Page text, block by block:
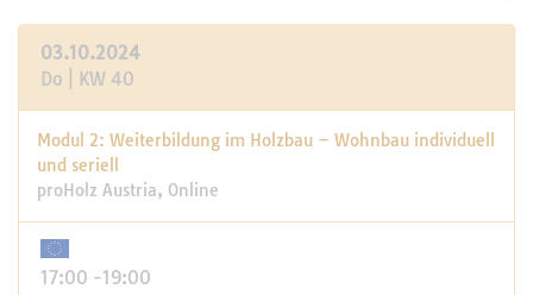
03.10.2024
Do | KW 40
Modul 2: Weiterbildung im Holzbau – Wohnbau individuell
und seriell
proHolz Austria, Online
17:00 -19:00